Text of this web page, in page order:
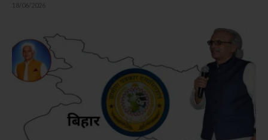
18/06/2026